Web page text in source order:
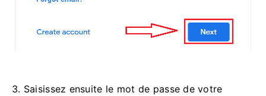
3. Saisissez ensuite le mot de passe de votre